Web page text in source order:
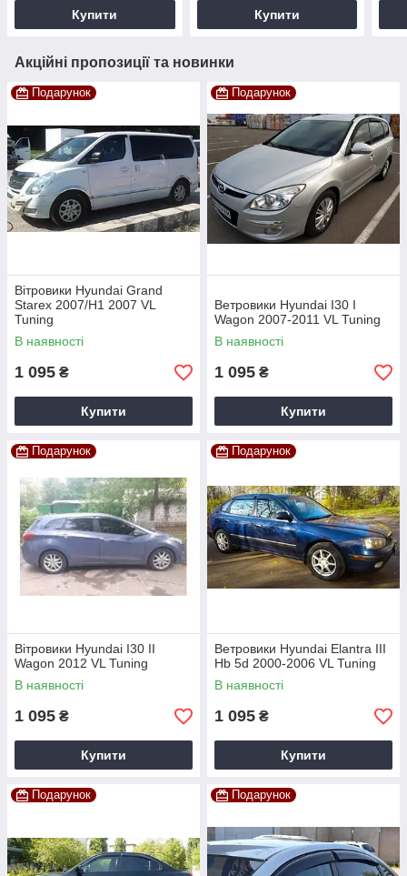
Купити Купити
Акційні пропозиції та новинки
Подарунок
Вітровики Hyundai Grand
Starex 2007/H1 2007 VL
Tuning
В наявності
1 095 ₴
Купити
Подарунок
Ветровики Hyundai I30 I
Wagon 2007-2011 VL Tuning
В наявності
1 095 ₴
Купити
Подарунок
Вітровики Hyundai I30 II
Wagon 2012 VL Tuning
В наявності
1 095 ₴
Купити
Подарунок
Ветровики Hyundai Elantra III
Hb 5d 2000-2006 VL Tuning
В наявності
1 095 ₴
Купити
Подарунок Подарунок